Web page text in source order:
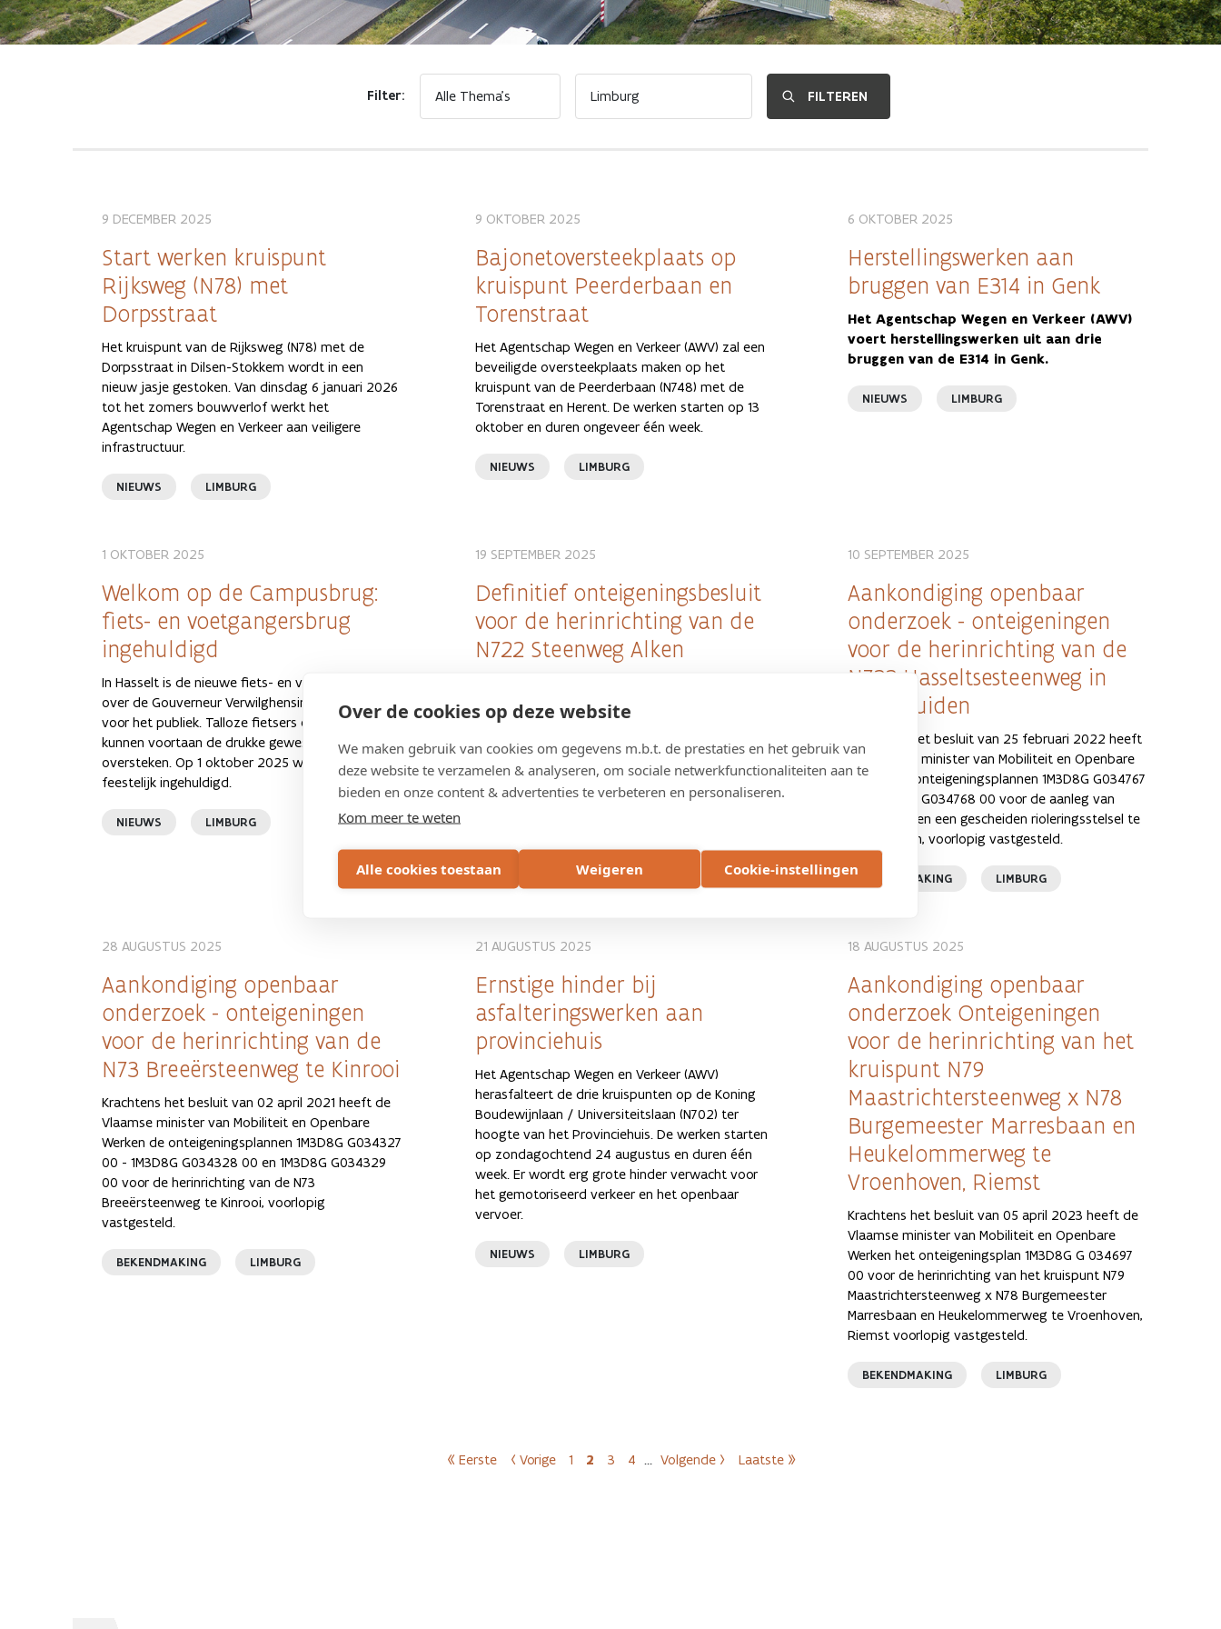
Over de cookies op deze website
We maken gebruik van cookies om gegevens m.b.t. de prestaties en het gebruik van
deze website te verzamelen & analyseren, om sociale netwerkfunctionaliteiten aan te
bieden en onze content & advertenties te verbeteren en personaliseren.
Kom meer te weten
Alle cookies toestaan Weigeren Cookie-instellingen
Filter:
9 DECEMBER 2025
Start werken kruispunt
Rijksweg (N78) met
Dorpsstraat
Het kruispunt van de Rijksweg (N78) met de
Dorpsstraat in Dilsen-Stokkem wordt in een
nieuw jasje gestoken. Van dinsdag 6 januari 2026
tot het zomers bouwverlof werkt het
Agentschap Wegen en Verkeer aan veiligere
infrastructuur.
NIEUWS LIMBURG
9 OKTOBER 2025
Bajonetoversteekplaats op
kruispunt Peerderbaan en
Torenstraat
Het Agentschap Wegen en Verkeer (AWV) zal een
beveiligde oversteekplaats maken op het
kruispunt van de Peerderbaan (N748) met de
Torenstraat en Herent. De werken starten op 13
oktober en duren ongeveer één week.
NIEUWS LIMBURG
6 OKTOBER 2025
Herstellingswerken aan
bruggen van E314 in Genk
Het Agentschap Wegen en Verkeer (AWV)
voert herstellingswerken uit aan drie
bruggen van de E314 in Genk.
NIEUWS LIMBURG
1 OKTOBER 2025
Welkom op de Campusbrug:
fiets- en voetgangersbrug
ingehuldigd
In Hasselt is de nieuwe fiets- en voetgangersbrug
over de Gouverneur Verwilghensingel (R71) open
voor het publiek. Talloze fietsers en voetgangers
kunnen voortaan de drukke gewestweg veilig
oversteken. Op 1 oktober 2025 werd de brug
feestelijk ingehuldigd.
NIEUWS LIMBURG
19 SEPTEMBER 2025
Definitief onteigeningsbesluit
voor de herinrichting van de
N722 Steenweg Alken
heeft de Vlaamse minister bevoegd voor
mobiliteit en openbare werken de
onteigeningsplannen definitief vastgesteld voor
de realisatie van de innemingen, nodig voor de
aanleg van veilige fietspaden met toegankelijke
bushaltes op het grondgebied van Alken.
10 SEPTEMBER 2025
Aankondiging openbaar
onderzoek - onteigeningen
voor de herinrichting van de
N722 Hasseltsesteenweg in
Sint-Truiden
Krachtens het besluit van 25 februari 2022 heeft
de Vlaamse minister van Mobiliteit en Openbare
Werken de onteigeningsplannen 1M3D8G G034767
00, 1M3D8G G034768 00 voor de aanleg van
fietspaden en een gescheiden rioleringsstelsel te
Sint-Truiden, voorlopig vastgesteld.
BEKENDMAKING LIMBURG
28 AUGUSTUS 2025
Aankondiging openbaar
onderzoek - onteigeningen
voor de herinrichting van de
N73 Breeërsteenweg te Kinrooi
Krachtens het besluit van 02 april 2021 heeft de
Vlaamse minister van Mobiliteit en Openbare
Werken de onteigeningsplannen 1M3D8G G034327
00 - 1M3D8G G034328 00 en 1M3D8G G034329
00 voor de herinrichting van de N73
Breeërsteenweg te Kinrooi, voorlopig
vastgesteld.
BEKENDMAKING LIMBURG
21 AUGUSTUS 2025
Ernstige hinder bij
asfalteringswerken aan
provinciehuis
Het Agentschap Wegen en Verkeer (AWV)
herasfalteert de drie kruispunten op de Koning
Boudewijnlaan / Universiteitslaan (N702) ter
hoogte van het Provinciehuis. De werken starten
op zondagochtend 24 augustus en duren één
week. Er wordt erg grote hinder verwacht voor
het gemotoriseerd verkeer en het openbaar
vervoer.
NIEUWS LIMBURG
18 AUGUSTUS 2025
Aankondiging openbaar
onderzoek Onteigeningen
voor de herinrichting van het
kruispunt N79
Maastrichtersteenweg x N78
Burgemeester Marresbaan en
Heukelommerweg te
Vroenhoven, Riemst
Krachtens het besluit van 05 april 2023 heeft de
Vlaamse minister van Mobiliteit en Openbare
Werken het onteigeningsplan 1M3D8G G 034697
00 voor de herinrichting van het kruispunt N79
Maastrichtersteenweg x N78 Burgemeester
Marresbaan en Heukelommerweg te Vroenhoven,
Riemst voorlopig vastgesteld.
BEKENDMAKING LIMBURG
Paginering
Eerste pagina
« Eerste
Vorige pagina
‹ Vorige 1
Huidige pagina
2 3 4 Volgende › Laatste »